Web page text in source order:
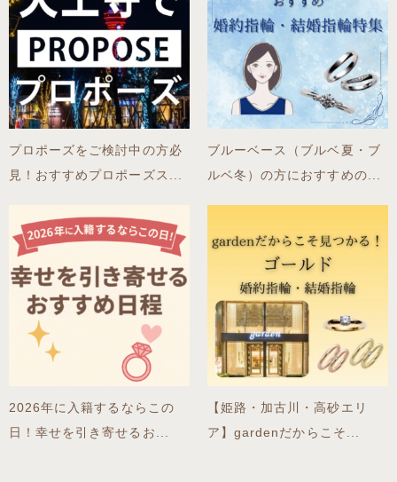
プロポーズをご検討中の方必
見！おすすめプロポーズス...
ブルーベース（ブルベ夏・ブ
ルベ冬）の方におすすめの...
2026年に入籍するならこの
日！幸せを引き寄せるお...
【姫路・加古川・高砂エリ
ア】gardenだからこそ...